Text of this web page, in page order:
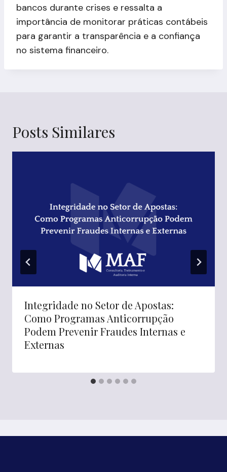
bancos durante crises e ressalta a
importância de monitorar práticas contábeis
para garantir a transparência e a confiança
no sistema financeiro.
Posts Similares
Integridade no Setor de Apostas:
Como Programas Anticorrupção
Podem Prevenir Fraudes Internas e
Externas